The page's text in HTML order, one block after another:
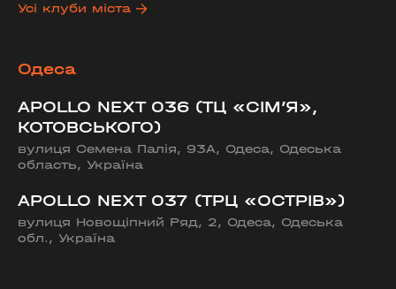
Усі клуби міста
Одеса
APOLLO NEXT 036 (ТЦ «СІМ’Я»,
КОТОВСЬКОГО)
вулиця Семена Палія, 93А, Одеса, Одеська
область, Україна
APOLLO NEXT 037 (ТРЦ «ОСТРІВ»)
вулиця Новощіпний Ряд, 2, Одеса, Одеська
обл., Україна